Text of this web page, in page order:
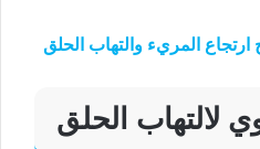
المريء والتهاب الحلق
لالتهاب الحلق